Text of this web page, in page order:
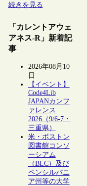
続きを見る
「カレントアウェ
アネス-R」新着記
事
2026年08月10
日
【イベント】
Code4Lib
JAPANカンフ
ァレンス
2026（9/6-7・
三重県）
米・ボストン
図書館コンソ
ーシアム
（BLC）及び
ペンシルバニ
ア州等の大学